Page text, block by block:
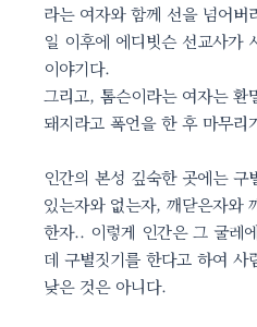
라는 여자와 함께 선을 넘어
일 이후에 에디빗슨 선교사가
이야기다.
그리고, 톰슨이라는 여자는 환
돼지라고 폭언을 한 후 마무리
인간의 본성 깊숙한 곳에는 구
있는자와 없는자, 깨닫은자와
한자.. 이렇게 인간은 그 굴레
데 구별짓기를 한다고 하여
낮은 것은 아니다.